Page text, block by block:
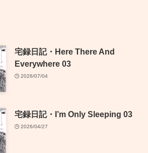
宅録日記・Here There And
Everywhere 03
2026/07/04
宅録日記・I’m Only Sleeping 03
2026/04/27